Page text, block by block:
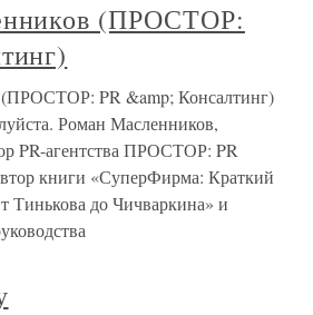
(ПРОСТОР:
PR &amp; Консалтинг)
Роман Масленников,
PR-агентства ПРОСТОР: PR
книги «СуперФирма: Краткий
Тинькова до Чичваркина» и